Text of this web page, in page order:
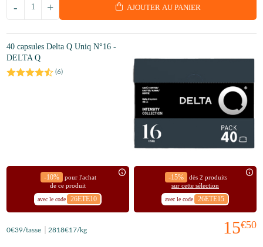
+
- AJOUTER AU PANIER
40 capsules Delta Q Uniq N°16 -
DELTA Q
(6)
-10%
pour l'achat
de ce produit
avec le code 26ETE10
-15%
dès 2 produits
sur cette sélection
avec le code 26ETE15
15€50
0€39/tasse 2818€17/kg